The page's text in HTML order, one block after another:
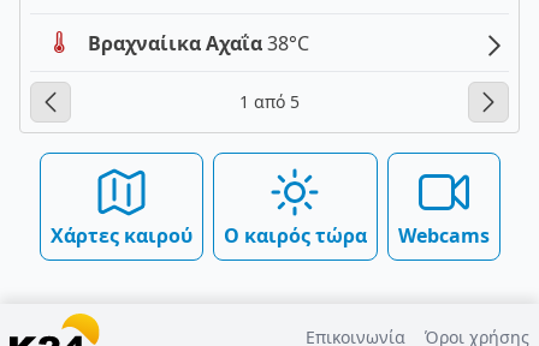
Βραχναίικα Αχαΐα38°C
1 από 5
Χάρτες καιρού Ο καιρός τώρα Webcams
Επικοινωνία Όροι χρήσης